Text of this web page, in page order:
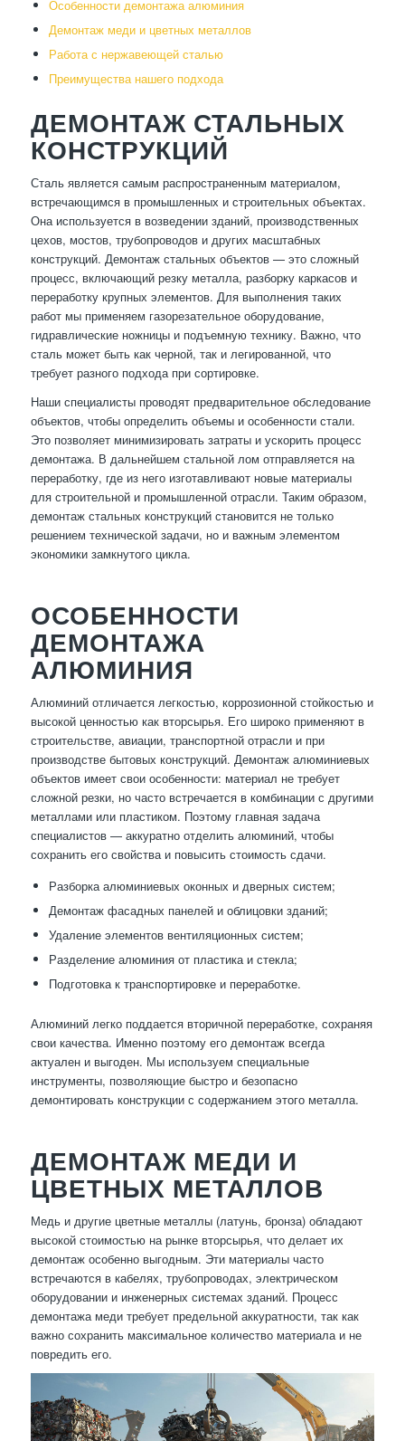
Особенности демонтажа алюминия
Демонтаж меди и цветных металлов
Работа с нержавеющей сталью
Преимущества нашего подхода
ДЕМОНТАЖ СТАЛЬНЫХ
КОНСТРУКЦИЙ
Сталь является самым распространенным материалом,
встречающимся в промышленных и строительных объектах.
Она используется в возведении зданий, производственных
цехов, мостов, трубопроводов и других масштабных
конструкций. Демонтаж стальных объектов — это сложный
процесс, включающий резку металла, разборку каркасов и
переработку крупных элементов. Для выполнения таких
работ мы применяем газорезательное оборудование,
гидравлические ножницы и подъемную технику. Важно, что
сталь может быть как черной, так и легированной, что
требует разного подхода при сортировке.
Наши специалисты проводят предварительное обследование
объектов, чтобы определить объемы и особенности стали.
Это позволяет минимизировать затраты и ускорить процесс
демонтажа. В дальнейшем стальной лом отправляется на
переработку, где из него изготавливают новые материалы
для строительной и промышленной отрасли. Таким образом,
демонтаж стальных конструкций становится не только
решением технической задачи, но и важным элементом
экономики замкнутого цикла.
ОСОБЕННОСТИ
ДЕМОНТАЖА
АЛЮМИНИЯ
Алюминий отличается легкостью, коррозионной стойкостью и
высокой ценностью как вторсырья. Его широко применяют в
строительстве, авиации, транспортной отрасли и при
производстве бытовых конструкций. Демонтаж алюминиевых
объектов имеет свои особенности: материал не требует
сложной резки, но часто встречается в комбинации с другими
металлами или пластиком. Поэтому главная задача
специалистов — аккуратно отделить алюминий, чтобы
сохранить его свойства и повысить стоимость сдачи.
Разборка алюминиевых оконных и дверных систем;
Демонтаж фасадных панелей и облицовки зданий;
Удаление элементов вентиляционных систем;
Разделение алюминия от пластика и стекла;
Подготовка к транспортировке и переработке.
Алюминий легко поддается вторичной переработке, сохраняя
свои качества. Именно поэтому его демонтаж всегда
актуален и выгоден. Мы используем специальные
инструменты, позволяющие быстро и безопасно
демонтировать конструкции с содержанием этого металла.
ДЕМОНТАЖ МЕДИ И
ЦВЕТНЫХ МЕТАЛЛОВ
Медь и другие цветные металлы (латунь, бронза) обладают
высокой стоимостью на рынке вторсырья, что делает их
демонтаж особенно выгодным. Эти материалы часто
встречаются в кабелях, трубопроводах, электрическом
оборудовании и инженерных системах зданий. Процесс
демонтажа меди требует предельной аккуратности, так как
важно сохранить максимальное количество материала и не
повредить его.